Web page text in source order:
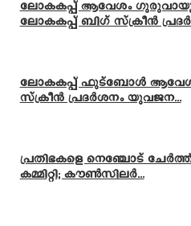
ലോകകപ്പ് ആവേശം
ലോകകപ്പ് ബിഗ് സ്ക്രീൻ
ലോകകപ്പ് ഫുട്ബോൾ
സ്ക്രീൻ പ്രദർശനം യുവജന...
പ്രതിഭകളെ നെഞ്ചോട്
കമ്മിറ്റി; കൗൺസിലർ...